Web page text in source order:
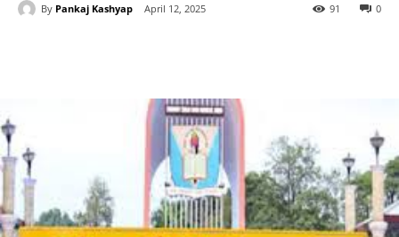
By Pankaj Kashyap April 12, 2025 0
91